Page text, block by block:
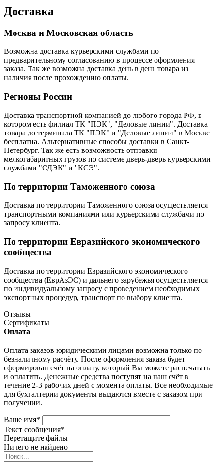
Доставка
Москва и Московская область
Возможна доставка курьерскими службами по
предварительному согласованию в процессе оформления
заказа. Так же возможна доставка день в день товара из
наличия после прохождению оплаты.
Регионы России
Доставка транспортной компанией до любого города РФ, в
котором есть филиал ТК "ПЭК", "Деловые линии". Доставка
товара до терминала ТК "ПЭК" и "Деловые линии" в Москве
бесплатна. Альтернативные способы доставки в Санкт-
Петербург. Так же есть возможность отправки
мелкогабаритных грузов по системе дверь-дверь курьерскими
службами "СДЭК" и "КСЭ".
По территории Таможенного союза
Доставка по территории Таможенного союза осуществляется
транспортными компаниями или курьерскими службами по
запросу клиента.
По территории Евразийского экономического
сообщества
Доставка по территории Евразийского экономического
сообщества (ЕврАзЭС) и дальнего зарубежья осуществляется
по индивидуальному запросу с проведением необходимых
экспортных процедур, транспорт по выбору клиента.
Отзывы
Сертификаты
Оплата
Оплата заказов юридическими лицами возможна только по
безналичному расчёту. После оформления заказа будет
сформирован счёт на оплату, который Вы можете распечатать
и оплатить. Денежные средства поступят на наш счёт в
течение 2-3 рабочих дней с момента оплаты. Все необходимые
для бухгалтерии документы выдаются вместе с заказом при
получении.
Ваше имя*
Текст сообщения*
Перетащите файлы
Ничего не найдено